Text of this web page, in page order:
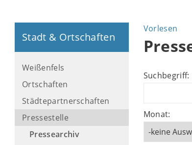
Stadt & Ortschaften
Weißenfels
Ortschaften
Städtepartnerschaften
Pressestelle
Pressearchiv
Vorlesen
Suchbegriff:
Monat: